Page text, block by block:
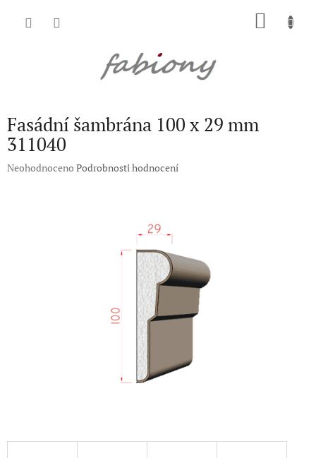
Fasádní šambrána 100 x 29 mm
311040
Průměrné
Neohodnoceno Podrobnosti hodnocení